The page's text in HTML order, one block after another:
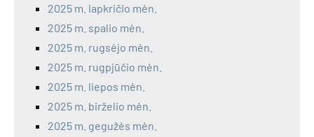
2025 m. lapkričio mėn.
2025 m. spalio mėn.
2025 m. rugsėjo mėn.
2025 m. rugpjūčio mėn.
2025 m. liepos mėn.
2025 m. birželio mėn.
2025 m. gegužės mėn.